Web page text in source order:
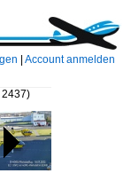
Account anmelden
2437)